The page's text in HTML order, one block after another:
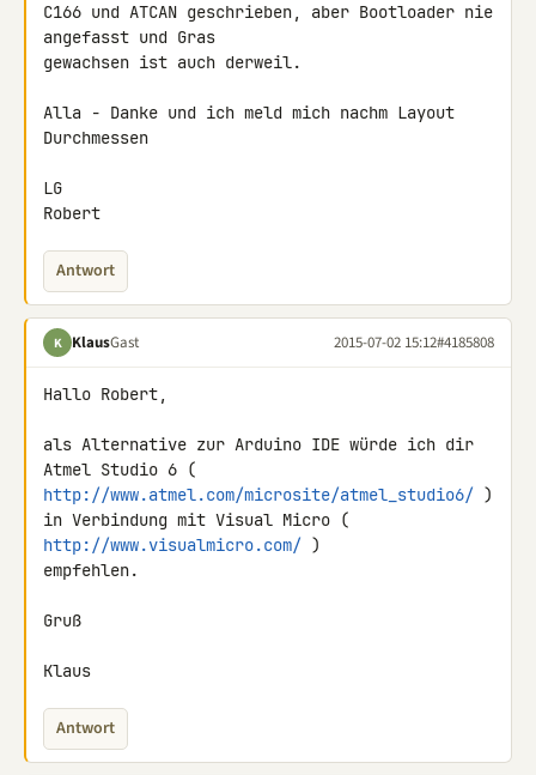
C166 und ATCAN geschrieben, aber Bootloader nie
angefasst und Gras
gewachsen ist auch derweil.
Alla - Danke und ich meld mich nachm Layout
Durchmessen
LG
Robert
Antwort
K KlausGast 2015-07-02 15:12#4185808
Hallo Robert,
als Alternative zur Arduino IDE würde ich dir
http://www.atmel.com/microsite/atmel_studio6/ )
http://www.visualmicro.com/ )
empfehlen.
Gruß
Klaus
Antwort